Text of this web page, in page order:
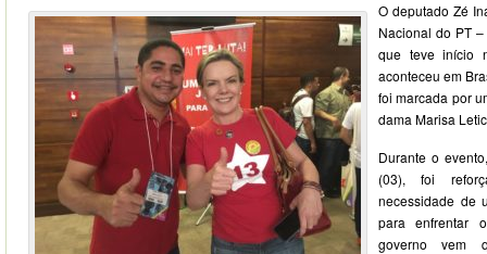
O deputado Zé
Nacional do PT
que teve início
aconteceu em
foi marcada por
dama Marisa
Durante o
(03), foi
necessidade de
para enfrentar
governo vem